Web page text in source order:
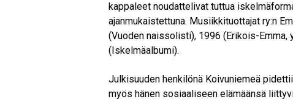
kappaleet noudattelivat tuttua
ajanmukaistettuna. Musiikkituottajat ry:n
(Vuoden naissolisti), 1996 (Erikois-Emma,
(Iskelmäalbumi).
Julkisuuden henkilönä Koivuniemeä
myös hänen sosiaaliseen elämäänsä